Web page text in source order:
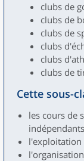
clubs de
clubs de
clubs de
clubs
clubs
clubs de
Cette sous-
les cours de
l'exploitation